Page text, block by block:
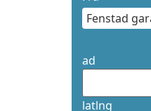
ad
latlng